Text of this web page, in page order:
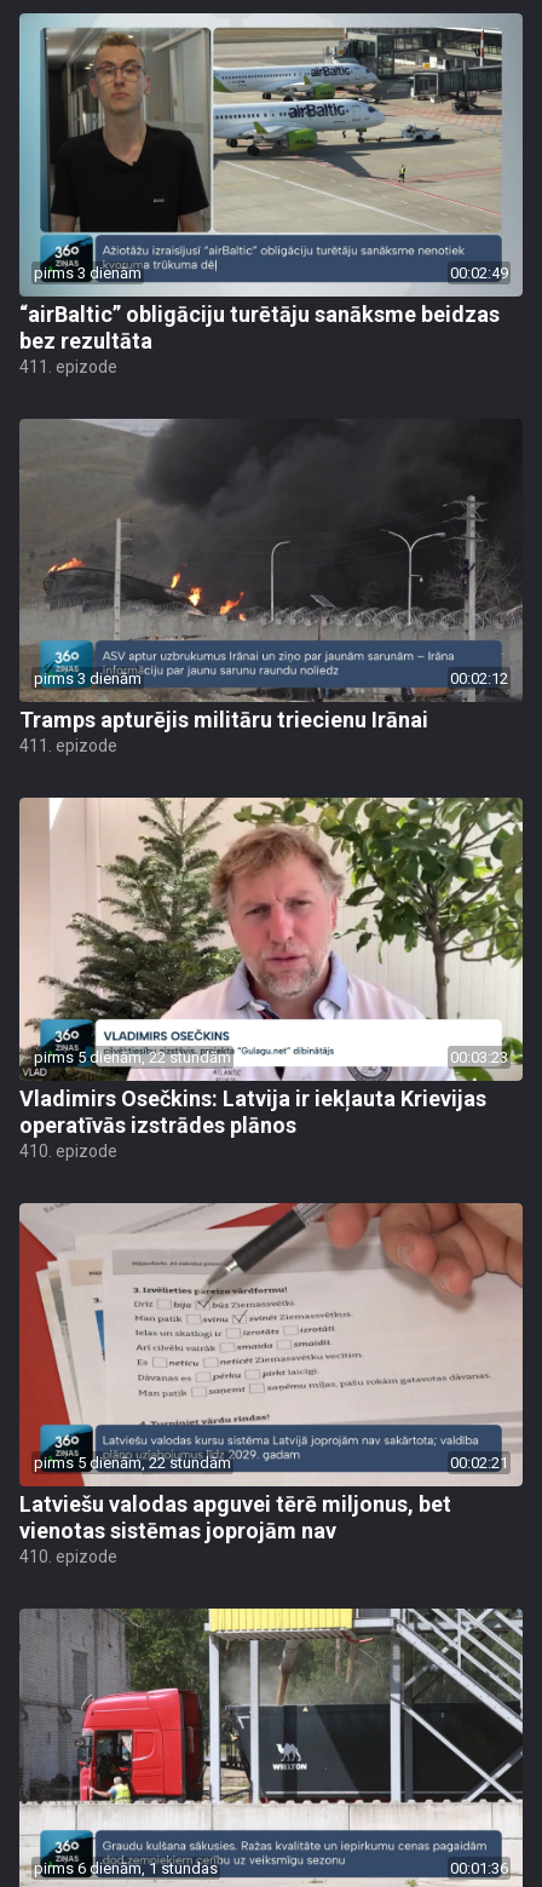
pirms 3 dienām 00:02:49
“airBaltic” obligāciju turētāju sanāksme beidzas
bez rezultāta
411. epizode
pirms 3 dienām 00:02:12
Tramps apturējis militāru triecienu Irānai
411. epizode
pirms 5 dienām, 22 stundām 00:03:23
Vladimirs Osečkins: Latvija ir iekļauta Krievijas
operatīvās izstrādes plānos
410. epizode
pirms 5 dienām, 22 stundām 00:02:21
Latviešu valodas apguvei tērē miljonus, bet
vienotas sistēmas joprojām nav
410. epizode
pirms 6 dienām, 1 stundas 00:01:36